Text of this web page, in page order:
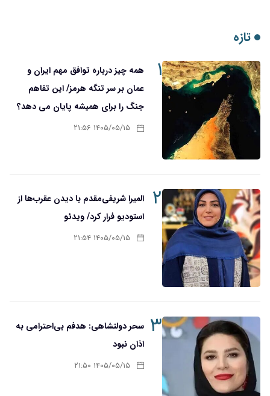
تازه
۱
همه چیز درباره توافق مهم ایران و
عمان بر سر تنگه هرمز/ این تفاهم
جنگ را برای همیشه پایان می دهد؟
۱۴۰۵/۰۵/۱۵ ۲۱:۵۶
۲
المیرا شریفی‌مقدم با دیدن عقرب‌ها از
استودیو فرار کرد/ ویدئو
۱۴۰۵/۰۵/۱۵ ۲۱:۵۴
۳ سحر دولتشاهی: هدفم بی‌احترامی به
اذان نبود
۱۴۰۵/۰۵/۱۵ ۲۱:۵۰